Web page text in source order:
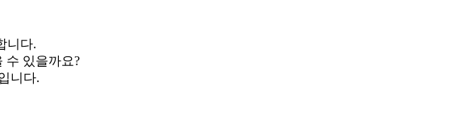
니다.
수 있을까요?
니다.